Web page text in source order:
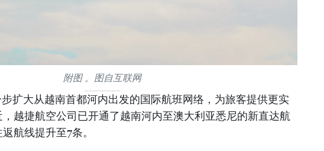
附图 。图自互联网
扩大从越南首都河内出发的国际航班网络，为旅客提供更实
越捷航空公司已开通了越南河内至澳大利亚悉尼的新直达航
航线提升至7条。